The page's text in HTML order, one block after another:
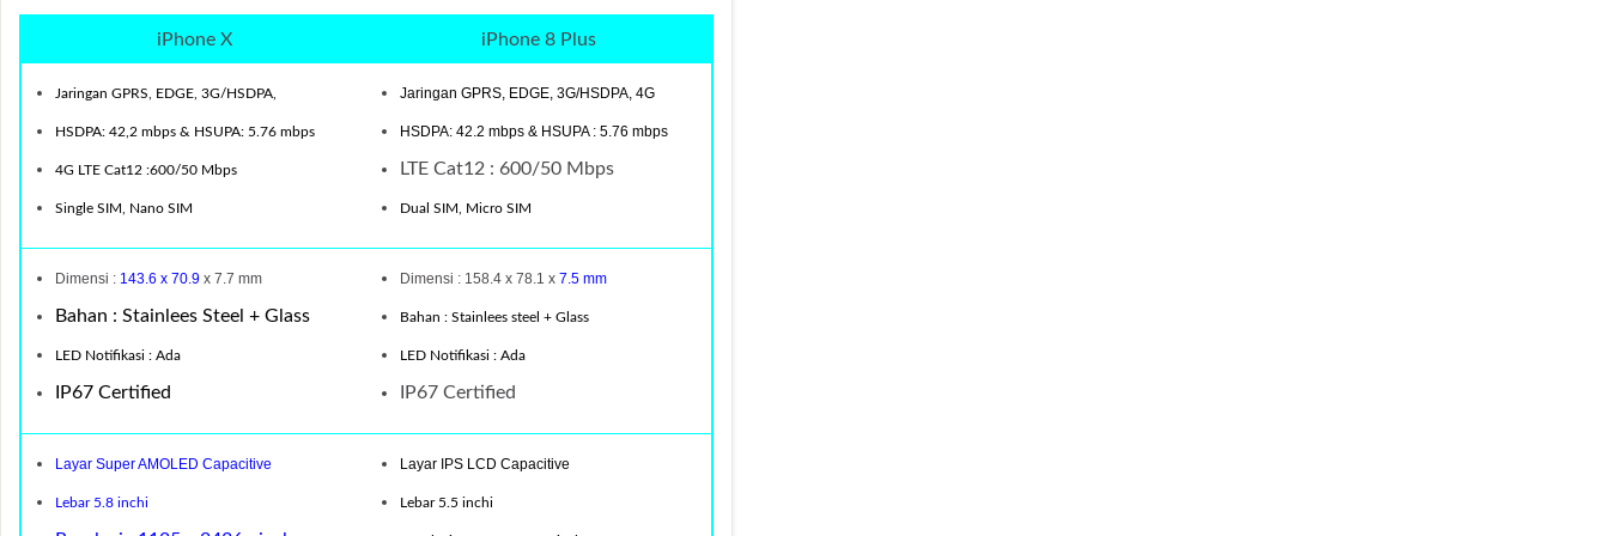
iPhone X iPhone 8 Plus
Jaringan GPRS, EDGE, 3G/HSDPA,
HSDPA: 42,2 mbps & HSUPA: 5.76 mbps
4G LTE Cat12 :600/50 Mbps
Single SIM, Nano SIM
Jaringan GPRS, EDGE, 3G/HSDPA, 4G
HSDPA: 42.2 mbps & HSUPA : 5.76 mbps
LTE Cat12 : 600/50 Mbps
Dual SIM, Micro SIM
Dimensi : 143.6 x 70.9 x 7.7 mm
Bahan : Stainlees Steel + Glass
LED Notifikasi : Ada
IP67 Certified
Dimensi : 158.4 x 78.1 x 7.5 mm
Bahan : Stainlees steel + Glass
LED Notifikasi : Ada
IP67 Certified
Layar Super AMOLED Capacitive
Lebar 5.8 inchi
Layar IPS LCD Capacitive
Lebar 5.5 inchi